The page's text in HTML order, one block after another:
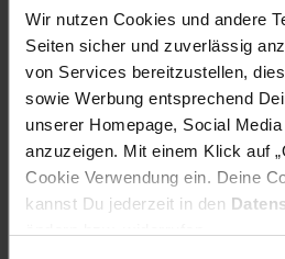
Wir nutzen Cookies und andere
Seiten sicher und zuverlässig
von Services bereitzustellen,
sowie Werbung entsprechend
unserer Homepage, Social
anzuzeigen. Mit einem Klick auf
Cookie Verwendung ein. Deine
kannst Du jederzeit in den
Sitzhöhe: mit Kissen ca. 47
Tiefe ca. cm: 68
Versand: Spedtionsversand,
Lieferung nach Österreich
Wohnstil: Landhaus
Artikelnummer: 1519078000
EAN: 4046884000336